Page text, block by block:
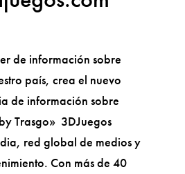
de información sobre
país, crea el nuevo
de información sobre
Trasgo» 3DJuegos
red global de medios y
Con más de 40